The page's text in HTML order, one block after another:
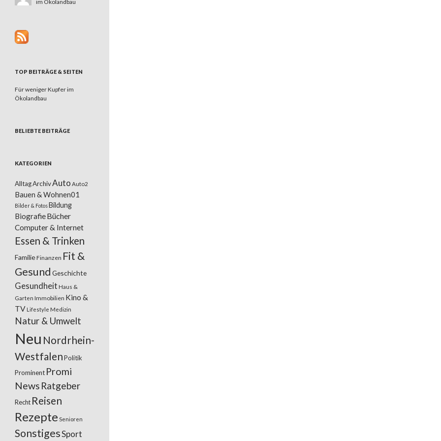
im Ökolandbau
TOP BEITRÄGE & SEITEN
Für weniger Kupfer im
Ökolandbau
BELIEBTE BEITRÄGE
KATEGORIEN
AlltagArchivAuto Auto2
Bauen & Wohnen01
Bilder & FotosBildung
BiografieBücher
Computer & Internet
Essen & Trinken
FamilieFinanzen Fit &
Gesund Geschichte
Gesundheit Haus &
Garten Immobilien Kino &
TV Lifestyle Medizin
Natur & Umwelt
Neu Nordrhein-
WestfalenPolitik
Prominent Promi
News Ratgeber
Recht Reisen
Rezepte Senioren
SonstigesSport